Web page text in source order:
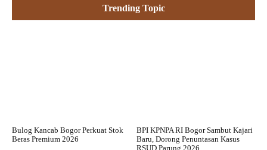
Trending Topic
Bulog Kancab Bogor Perkuat Stok
Beras Premium 2026
BPI KPNPA RI Bogor Sambut Kajari
Baru, Dorong Penuntasan Kasus
RSUD Parung 2026